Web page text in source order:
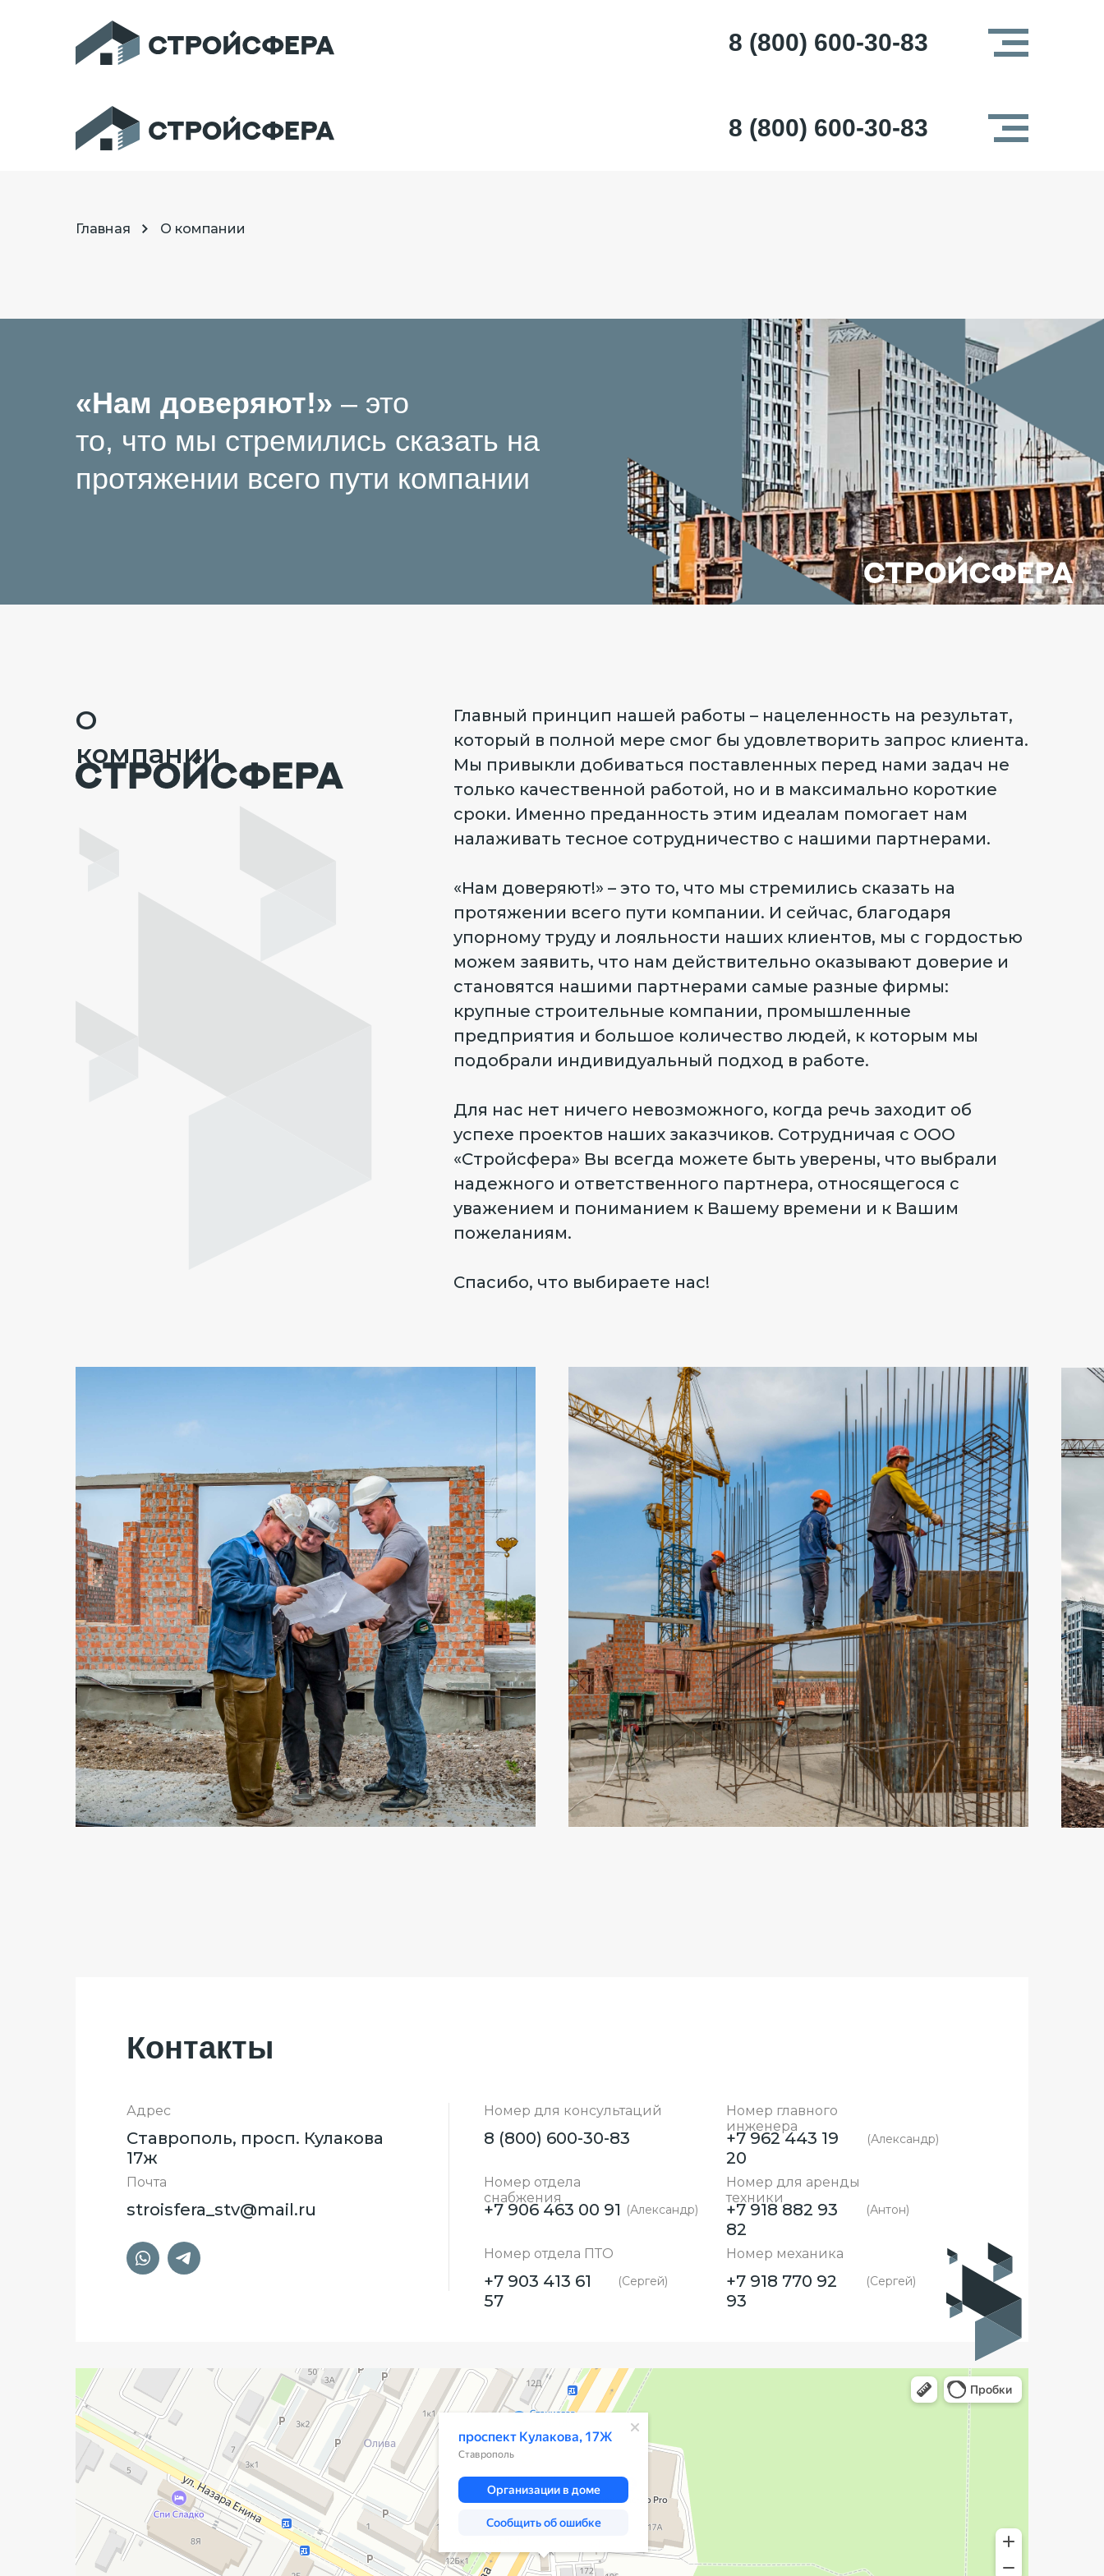
8 (800) 600-30-83
8 (800) 600-30-83
Главная О компании
Главный принцип нашей работы – нацеленность на результат,
который в полной мере смог бы удовлетворить запрос клиента.
Мы привыкли добиваться поставленных перед нами задач не
только качественной работой, но и в максимально короткие
сроки. Именно преданность этим идеалам помогает нам
налаживать тесное сотрудничество с нашими партнерами.
«Нам доверяют!» – это то, что мы стремились сказать на
протяжении всего пути компании. И сейчас, благодаря
упорному труду и лояльности наших клиентов, мы с гордостью
можем заявить, что нам действительно оказывают доверие и
становятся нашими партнерами самые разные фирмы:
крупные строительные компании, промышленные
предприятия и большое количество людей, к которым мы
подобрали индивидуальный подход в работе.
Для нас нет ничего невозможного, когда речь заходит об
успехе проектов наших заказчиков. Сотрудничая с ООО
«Стройсфера» Вы всегда можете быть уверены, что выбрали
надежного и ответственного партнера, относящегося с
уважением и пониманием к Вашему времени и к Вашим
пожеланиям.
Спасибо, что выбираете нас!
О
компании
«Нам доверяют!» – это
то, что мы стремились сказать на
протяжении всего пути компании
Контакты
Адрес
Ставрополь, просп. Кулакова
17ж
Номер отдела
снабжения
(Александр)
Номер для аренды
техники
(Антон)
Номер механика
(Сергей)
+7 918 770 92
93
+7 918 882 93
82
Номер отдела ПТО
(Сергей)
Номер главного
инженера
(Александр)
+7 962 443 19
20
+7 903 413 61
57
+7 906 463 00 91
Почта
stroisfera_stv@mail.ru
Номер для консультаций
8 (800) 600-30-83